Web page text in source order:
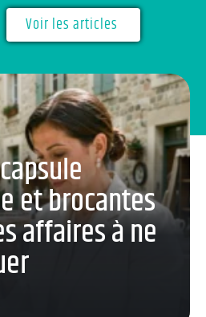
Voir les articles
et brocantes
affaires à ne